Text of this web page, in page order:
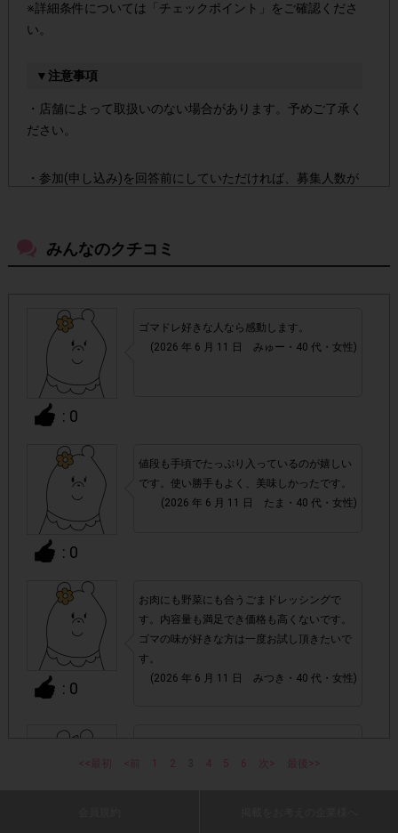
※詳細条件については「チェックポイント」をご確認くださ
い。
▼注意事項
・店舗によって取扱いのない場合があります。予めご了承く
ださい。
・参加(申し込み)を回答前にしていただければ、募集人数が
・スマートフォン、携帯電話、タブレットPCにつきまし
て、機種によってはアンケートに回答できない場合がござい
▼ポイント付与対象外
チェックポイントの条件を満たしていない場合
・ECサイトやネットスーパー、リサイクルショップでのご
・1つのアンケートにつき、お1人様あたり複数回の参加が
確認された場合。
株式会社エクスクリエが運営する、レシートを活用したサ
ービスのモニター回答は、
・レシート画像に
「チェーン名」「店舗名」「電話番
号」「購入日時」「対象商品名」「購入個数」「価格」
の全てが記載されていない場合
画像は、1つのアンケートにつき必ず1枚でお送りくだ
みんなのクチコミ
: 0
ゴマドレ好きな人なら感動します。
(2026 年 6 月 11 日 みゅー・40 代・女性)
: 0
値段も手頃でたっぷり入っているのが嬉しい
です。使い勝手もよく、美味しかったです。
(2026 年 6 月 11 日 たま・40 代・女性)
: 0
お肉にも野菜にも合うごまドレッシングで
す。内容量も満足でき価格も高くないです。
ゴマの味が好きな方は一度お試し頂きたいで
す。
(2026 年 6 月 11 日 みつき・40 代・女性)
ぶなどにも良く合います。大容量も嬉しいで
<<最初 <前 1 2 4 5 6 次> 最後>>